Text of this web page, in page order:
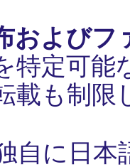
およびフ
特定可能
載も制限
自に日